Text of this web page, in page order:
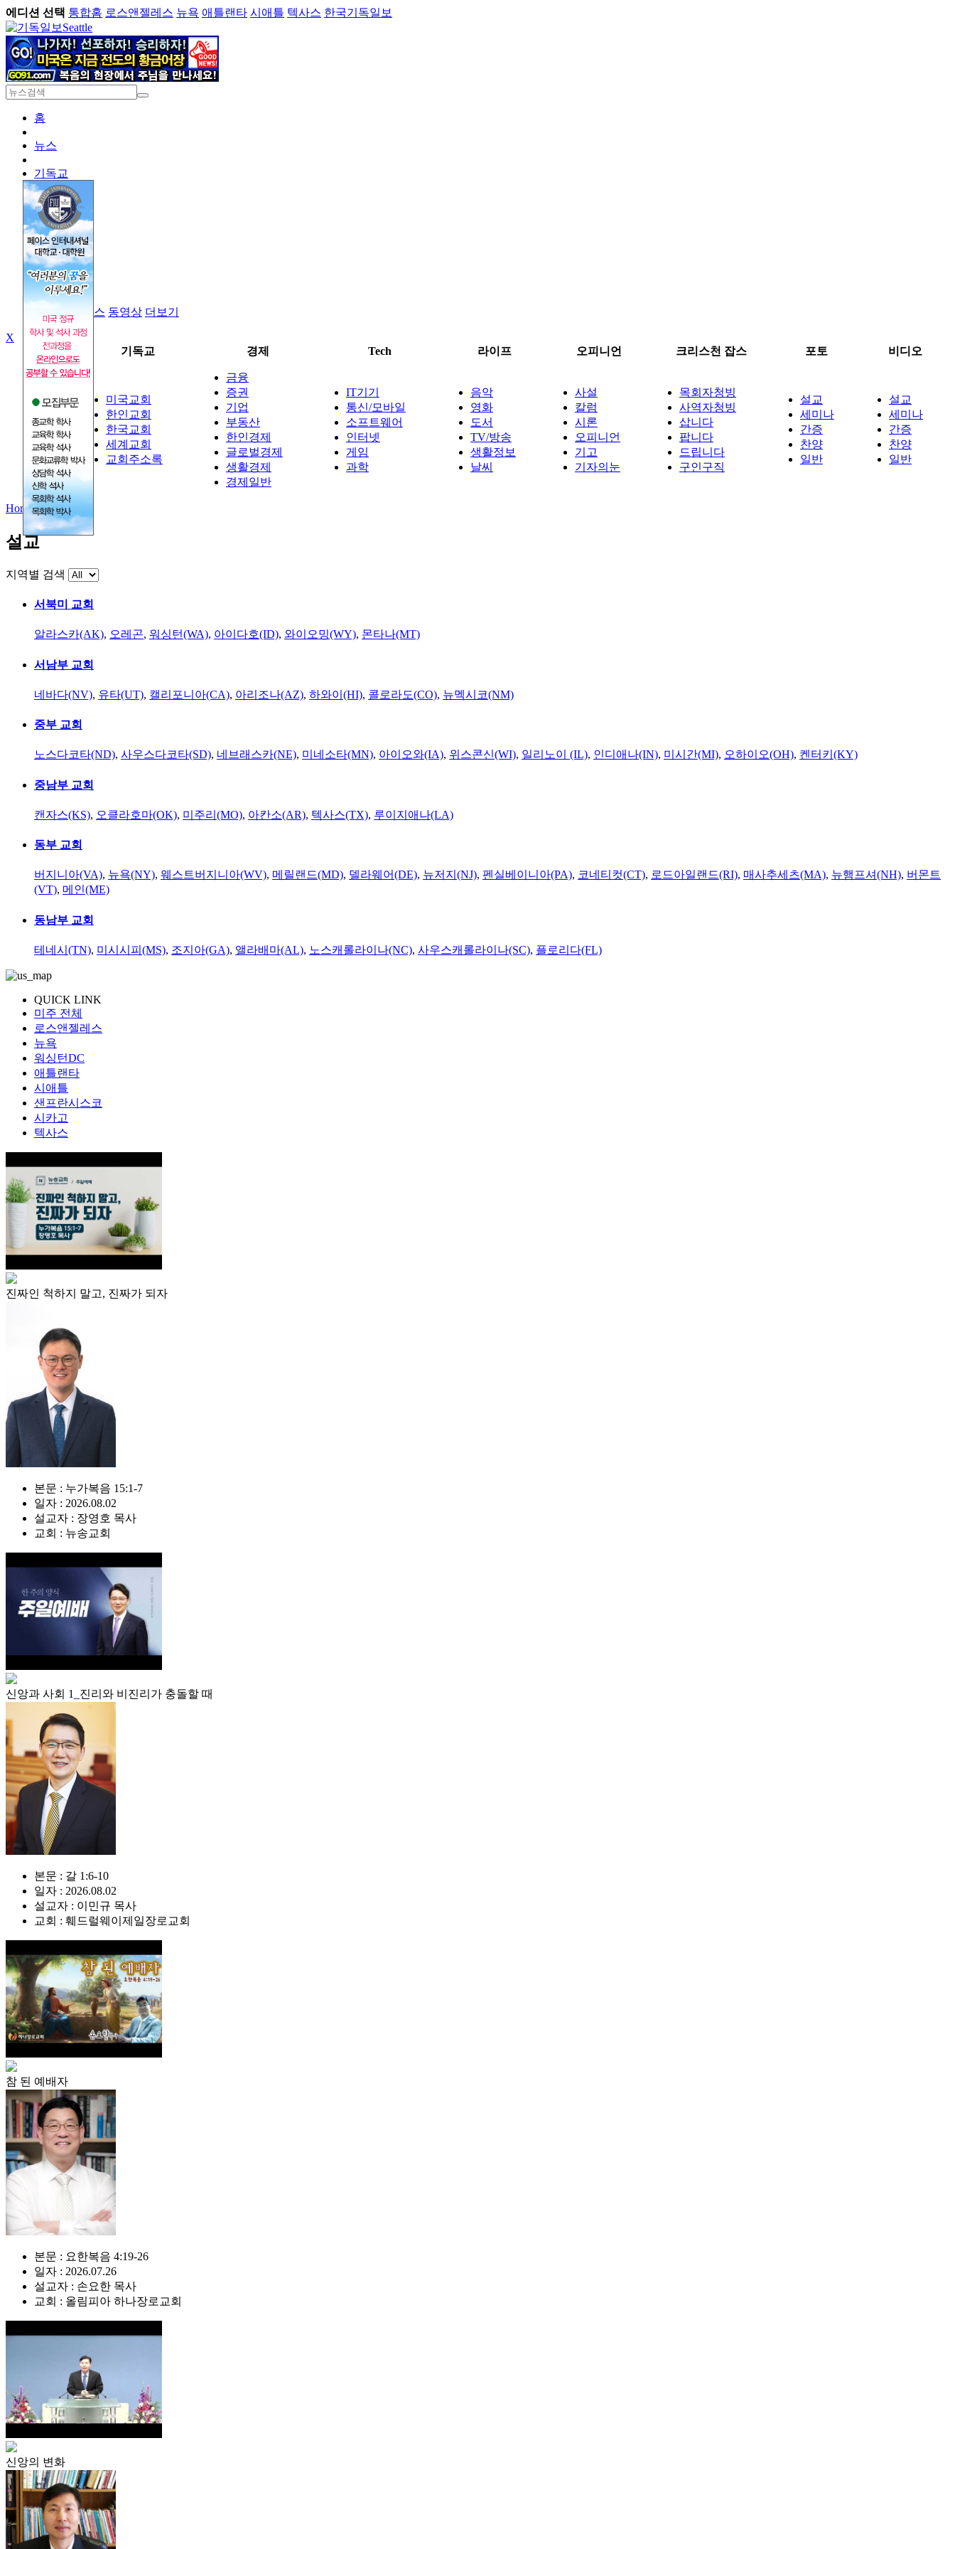
에디션 선택 통합홈 로스앤젤레스 뉴욕 애틀랜타 시애틀 텍사스 한국기독일보
Seattle
홈
뉴스
기독교
경제
라이프
오피니언
기독대학
크리스천 잡스 동영상 더보기
X
뉴스
기독교 경제 Tech 라이프 오피니언 크리스천 잡스 포토 비디오
사회
국제
미국교회
한인교회
한국교회
세계교회
교회주소록
금융
증권
기업
부동산
한인경제
글로벌경제
생활경제
경제일반
IT기기
통신/모바일
소프트웨어
인터넷
게임
과학
음악
영화
도서
TV/방송
생활정보
날씨
사설
칼럼
시론
오피니언
기고
기자의눈
목회자청빙
사역자청빙
삽니다
팝니다
드립니다
구인구직
설교
세미나
간증
찬양
일반
설교
세미나
간증
찬양
일반
Home>설교
설교
지역별 검색
서북미 교회
알라스카(AK), 오레곤, 워싱턴(WA), 아이다호(ID), 와이오밍(WY), 몬타나(MT)
서남부 교회
네바다(NV), 유타(UT), 캘리포니아(CA), 아리조나(AZ), 하와이(HI), 콜로라도(CO), 뉴멕시코(NM)
중부 교회
노스다코타(ND), 사우스다코타(SD), 네브래스카(NE), 미네소타(MN), 아이오와(IA), 위스콘신(WI), 일리노이 (IL), 인디애나(IN), 미시간(MI), 오하이오(OH), 켄터키(KY)
중남부 교회
캔자스(KS), 오클라호마(OK), 미주리(MO), 아칸소(AR), 텍사스(TX), 루이지애나(LA)
동부 교회
버지니아(VA), 뉴욕(NY), 웨스트버지니아(WV), 메릴랜드(MD), 델라웨어(DE), 뉴저지(NJ), 펜실베이니아(PA), 코네티컷(CT), 로드아일랜드(RI), 매사추세츠(MA), 뉴햄프셔(NH), 버몬트
(VT), 메인(ME)
동남부 교회
테네시(TN), 미시시피(MS), 조지아(GA), 앨라배마(AL), 노스캐롤라이나(NC), 사우스캐롤라이나(SC), 플로리다(FL)
QUICK LINK
미주 전체
로스앤젤레스
뉴욕
워싱턴DC
애틀랜타
시애틀
샌프란시스코
시카고
텍사스
진짜인 척하지 말고, 진짜가 되자
본문 : 누가복음 15:1-7
일자 : 2026.08.02
설교자 : 장영호 목사
교회 : 뉴송교회
신앙과 사회 1_진리와 비진리가 충돌할 때
본문 : 갈 1:6-10
일자 : 2026.08.02
설교자 : 이민규 목사
교회 : 훼드럴웨이제일장로교회
참 된 예배자
본문 : 요한복음 4:19-26
일자 : 2026.07.26
설교자 : 손요한 목사
교회 : 올림피아 하나장로교회
신앙의 변화